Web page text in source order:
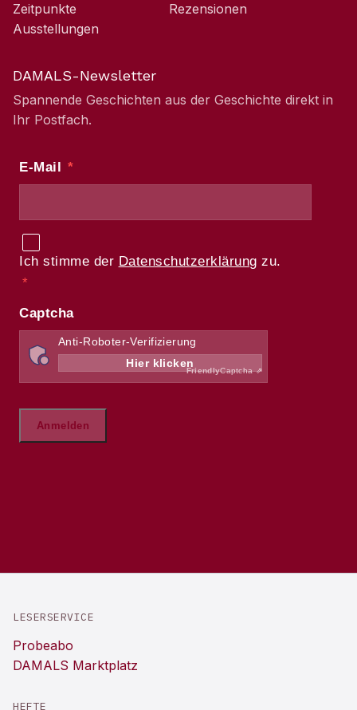
Zeitpunkte
Ausstellungen
Rezensionen
DAMALS-Newsletter
Spannende Geschichten aus der Geschichte direkt in
Ihr Postfach.
LESERSERVICE
Probeabo
DAMALS Marktplatz
HEFTE